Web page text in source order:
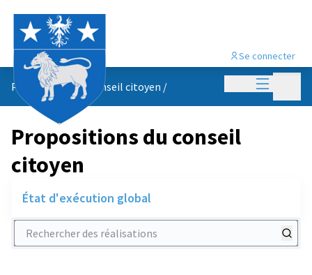
Menu
Se connecter
Propositions du conseil citoyen /
Propositions du conseil
citoyen
État d'exécution global
Rechercher des réalisations